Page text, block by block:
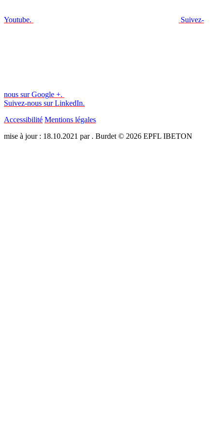
Youtube. Suivez-
nous sur Google +.
Suivez-nous sur LinkedIn.
Accessibilité Mentions légales
mise à jour : 18.10.2021 par . Burdet © 2026 EPFL IBETON